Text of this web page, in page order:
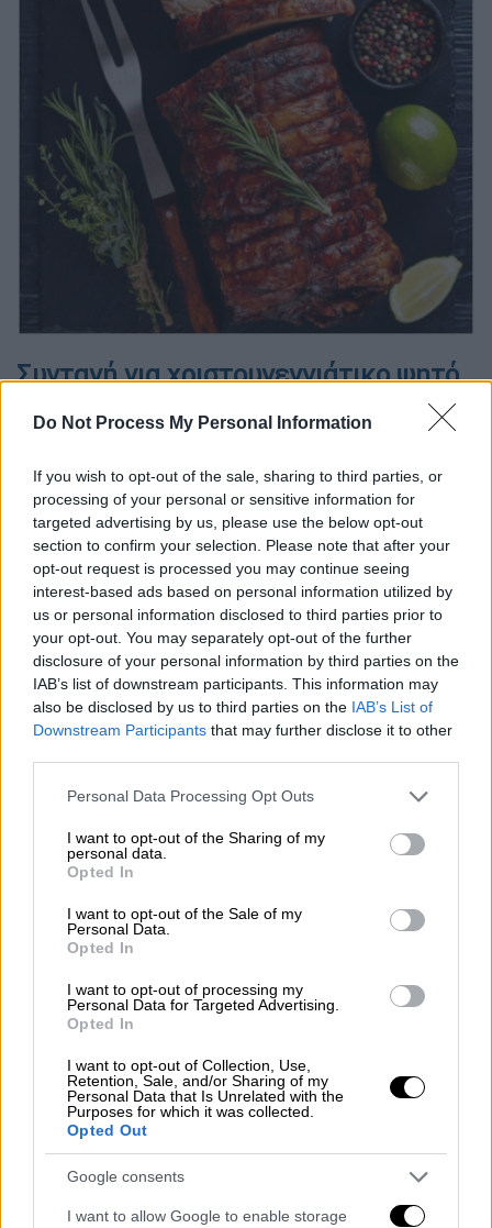
Do Not Process My Personal Information
If you wish to opt-out of the sale, sharing to third parties, or
processing of your personal or sensitive information for
targeted advertising by us, please use the below opt-out
section to confirm your selection. Please note that after your
opt-out request is processed you may continue seeing
interest-based ads based on personal information utilized by
us or personal information disclosed to third parties prior to
your opt-out. You may separately opt-out of the further
disclosure of your personal information by third parties on the
IAB’s list of downstream participants. This information may
also be disclosed by us to third parties on the IAB’s List of
Downstream Participants that may further disclose it to other
Please note that this website/app uses one or more Google
not limited to your visit or usage behaviour. You may click to
grant or deny consent to Google and its third-party tags to
use your data for below specified purposes in below Google
consent section.
Personal Data Processing Opt Outs
I want to opt-out of the Sharing of my
personal data.
Opted In
I want to opt-out of the Sale of my
Personal Data.
Opted In
I want to opt-out of processing my
Personal Data for Targeted Advertising.
Opted In
I want to opt-out of Collection, Use,
Retention, Sale, and/or Sharing of my
Personal Data that Is Unrelated with the
Purposes for which it was collected.
Opted Out
Google consents
I want to allow Google to enable storage
Συνταγή για χριστουγεννιάτικο ψητό
Χριστουγέννων, το χοιρινό δίνει δυναμικό
«παρών» στα οικογενειακά και φιλικά
τραπέζια της γιορτής. Για τη συνταγή αυτή
θα χρειαστείτε ένα κομμάτι κρέατος, όπως η
χοιρινή κόντρα ή πανσέτα ή χοιρινό μπούτι.
Το κρέας θα πρέπει να είναι ανοιχτό σε μια
μεγάλη φέτα (ζητήστε από τον κρεοπώλη να
το ανοίξει) για να μπορέσετε να απλώσετε
τα υλικά της γέμισης και να το τυλίξετε
ρολό. Δείτε τη συνταγήπατώντας εδώ.